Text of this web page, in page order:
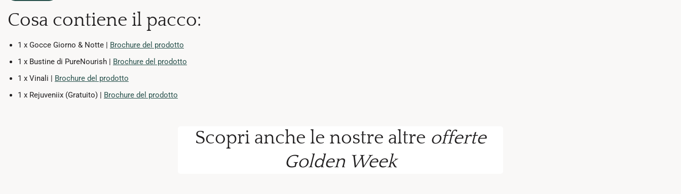
Cosa contiene il pacco:
1 x Gocce Giorno & Notte | Brochure del prodotto
1 x Bustine di PureNourish | Brochure del prodotto
1 x Vinali | Brochure del prodotto
1 x Rejuveniix (Gratuito) | Brochure del prodotto
Scopri anche le nostre altre offerte
Golden Week